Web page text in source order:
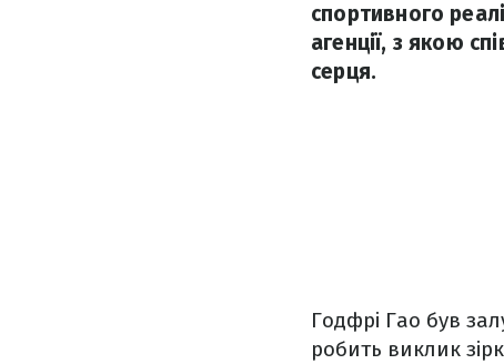
спортивного
агенції, з якою
серця.
Годфрі Гао був
робить виклик